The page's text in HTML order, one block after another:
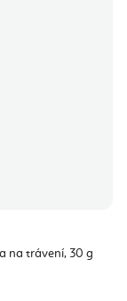
na trávení, 30 g